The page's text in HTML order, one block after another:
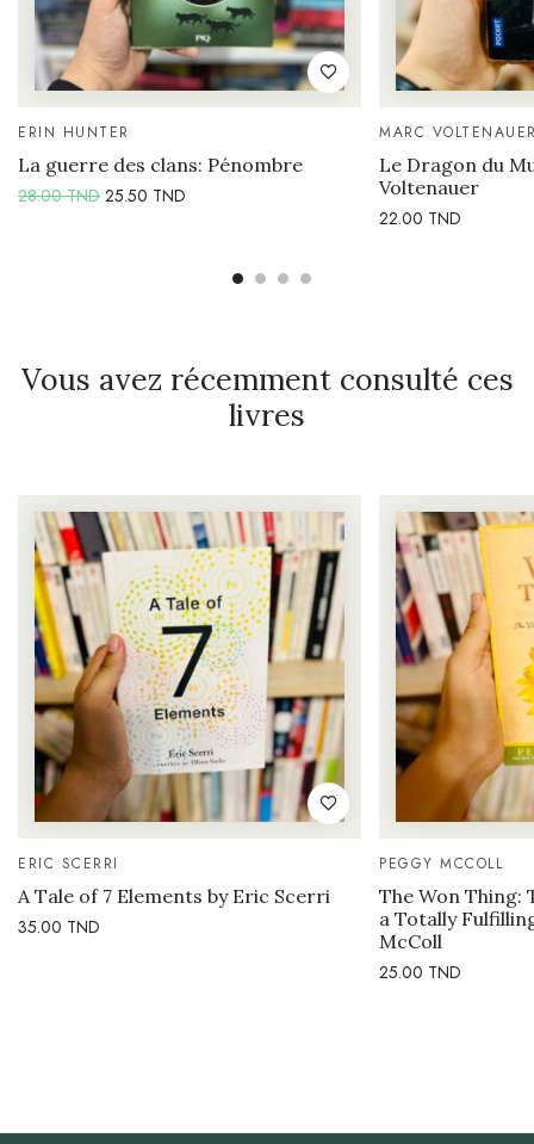
ERIN HUNTER
La guerre des clans: Pénombre
28.00TND 25.50 TND
MARC
Le Dragon du
Voltenauer
22.00 TND
Vous avez récemment consulté ces
livres
ERIC SCERRI
A Tale of 7 Elements by Eric Scerri
35.00 TND
PEGGY MCCOLL
The Won Thing:
a Totally
McColl
25.00 TND